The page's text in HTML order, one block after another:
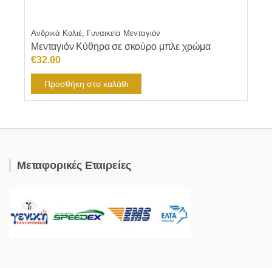
Ανδρικά Κολιέ, Γυναικεία Μενταγιόν
Μενταγιόν Κύθηρα σε σκούρο μπλε χρώμα
€32.00
Προσθήκη στο καλάθι
Μεταφορικές Εταιρείες